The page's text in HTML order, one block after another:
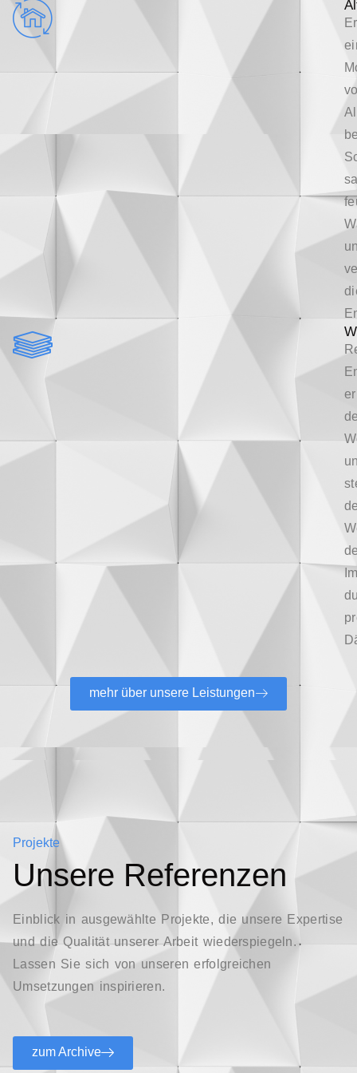
mehr über unsere Leistungen
Projekte
Unsere Referenzen
Einblick in ausgewählte Projekte, die unsere Expertise
und die Qualität unserer Arbeit wiederspiegeln.
Lassen Sie sich von unseren erfolgreichen
Umsetzungen inspirieren.
zum Archive